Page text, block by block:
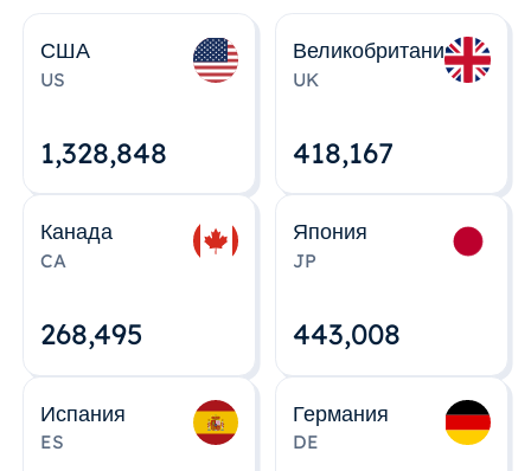
США
US
1,328,848
Великобритания
UK
418,167
Канада
CA
268,495
Япония
JP
443,008
Испания
ES
Германия
DE